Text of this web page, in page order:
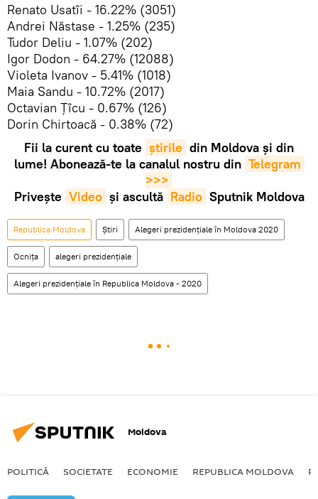
Renato Usatîi - 16.22% (3051)
Andrei Năstase - 1.25% (235)
Tudor Deliu - 1.07% (202)
Igor Dodon - 64.27% (12088)
Violeta Ivanov - 5.41% (1018)
Maia Sandu - 10.72% (2017)
Octavian Țîcu - 0.67% (126)
Dorin Chirtoacă - 0.38% (72)
Fii la curent cu toate știrile din Moldova și din
lume! Abonează-te la canalul nostru din Telegram
>>>
Privește Video și ascultă Radio Sputnik Moldova
Republica Moldova Știri Alegeri prezidențiale în Moldova 2020
Ocnița alegeri prezidențiale
Alegeri prezidenţiale în Republica Moldova - 2020
Moldova
POLITICĂ SOCIETATE ECONOMIE REPUBLICA MOLDOVA